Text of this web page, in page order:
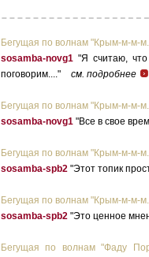
Бегущая по волнам "Крым-м-м-
sosamba-novg1 "Я считаю,
поговорим...."
см. подробнее
Бегущая по волнам "Крым-м-м-
sosamba-novg1 "Все в свое
Бегущая по волнам "Крым-м-м-
sosamba-spb2 "Этот топик
Бегущая по волнам "Крым-м-м-
sosamba-spb2 "Это ценное
Бегущая по волнам "Фаду